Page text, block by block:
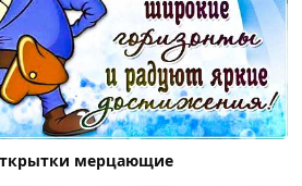
мерцающие